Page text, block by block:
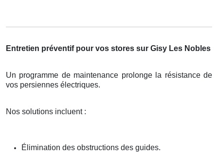
Entretien préventif pour vos stores sur Gisy Les Nobles
Un programme de maintenance prolonge la résistance de
vos persiennes électriques.
Nos solutions incluent :
Élimination des obstructions des guides.